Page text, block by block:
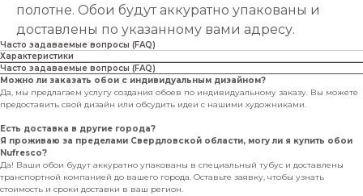
полотне. Обои будут аккуратно упакованы и
доставлены по указанному вами адресу.
Часто задаваемые вопросы (FAQ)
Характеристики
Часто задаваемые вопросы (FAQ)
Можно ли заказать обои с индивидуальным дизайном?
Да, мы предлагаем услугу создания обоев по индивидуальному заказу. Вы можете
предоставить свой дизайн или обсудить идеи с нашими художниками.
Есть доставка в другие города?
Я проживаю за пределами Свердловской области, могу ли я купить обои
Nufresco?
Да! Ваши обои будут аккуратно упакованы в специальный тубус и доставлены
транспортной компанией до вашего города. Оставьте заявку, чтобы узнать
стоимость и сроки доставки в ваш регион.